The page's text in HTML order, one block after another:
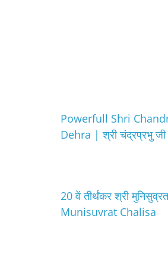
Powerfull Shri
Dehra | श्री चंद्रप्रभु जी
20 वें तीर्थंकर श्री
Munisuvrat Chalisa